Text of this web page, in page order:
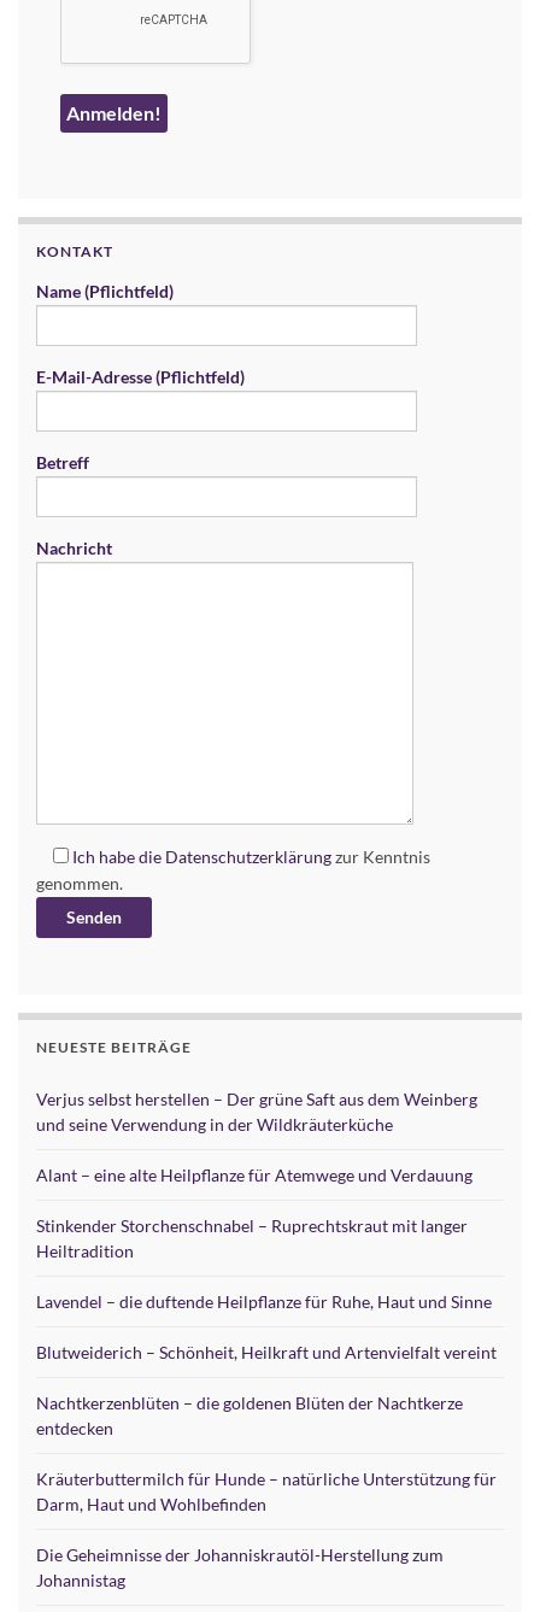
KONTAKT
Name (Pflichtfeld)
E-Mail-Adresse (Pflichtfeld)
Betreff
Nachricht
Ich habe die Datenschutzerklärungzur Kenntnis
genommen.
NEUESTE BEITRÄGE
Verjus selbst herstellen – Der grüne Saft aus dem Weinberg
und seine Verwendung in der Wildkräuterküche
Alant – eine alte Heilpflanze für Atemwege und Verdauung
Stinkender Storchenschnabel – Ruprechtskraut mit langer
Heiltradition
Lavendel – die duftende Heilpflanze für Ruhe, Haut und Sinne
Blutweiderich – Schönheit, Heilkraft und Artenvielfalt vereint
Nachtkerzenblüten – die goldenen Blüten der Nachtkerze
entdecken
Kräuterbuttermilch für Hunde – natürliche Unterstützung für
Darm, Haut und Wohlbefinden
Die Geheimnisse der Johanniskrautöl-Herstellung zum
Johannistag